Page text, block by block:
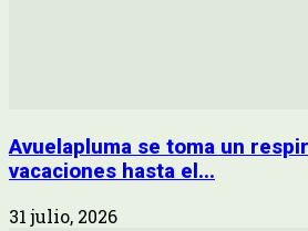
Avuelapluma se toma un
vacaciones hasta el...
31 julio, 2026